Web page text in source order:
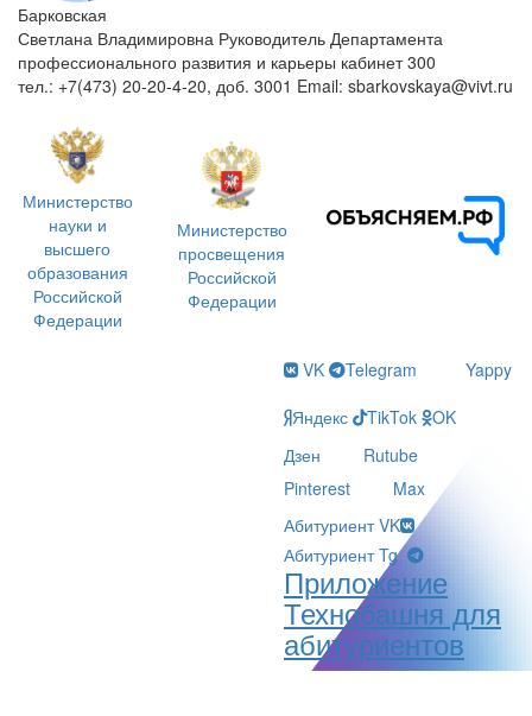
Барковская
Светлана Владимировна Руководитель Департамента
профессионального развития и карьеры кабинет 300
тел.: +7(473) 20-20-4-20, доб. 3001 Email: sbarkovskaya@vivt.ru
Министерство
науки и
высшего
образования
Российской
Федерации
Министерство
просвещения
Российской
Федерации
VK Telegram
Yappy
Яндекс
TikTok
OK
Дзен
Rutube
Pinterest
Max
Абитуриент VK
Абитуриент Tg
Приложение
Технобашня для
абитуриентов